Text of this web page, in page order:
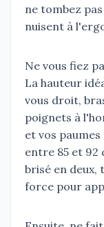
ne tombez
nuisent à
Ne vous fiez
La hauteur
vous droit,
poignets à
et vos
entre 85 et 92
brisé en deux,
force pour